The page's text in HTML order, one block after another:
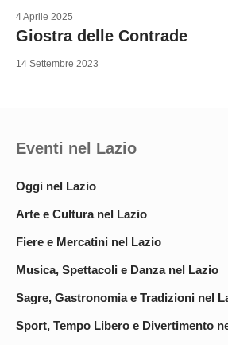
4 Aprile 2025
Giostra delle Contrade
14 Settembre 2023
Eventi nel Lazio
Oggi nel Lazio
Arte e Cultura nel Lazio
Fiere e Mercatini nel Lazio
Musica, Spettacoli e Danza nel Lazio
Sagre, Gastronomia e Tradizioni nel
Sport, Tempo Libero e Divertimento